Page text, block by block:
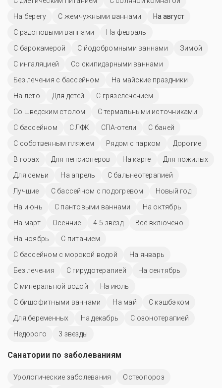
На берегу
С жемчужными ваннами
На август
С радоновыми ваннами
На февраль
С барокамерой
С йодобромными ваннами
Зимой
С ингаляцией
Со скипидарными ваннами
Без лечения с бассейном
На майские праздники
На лето
Для детей
С грязелечением
Со шведским столом
С термальными источниками
C бассейном
С ЛФК СПА-отели
С баней
С собственным пляжем
Рядом с парком
Дорогие
В горах
Для пенсионеров На карте
Для пожилых
Для семьи
На апрель
С бальнеотерапией
Лучшие
С бассейном с подогревом
Новый год
На июнь
С пантовыми ваннами
На октябрь
На март
Осенние 4-5 звёзд
Всё включено
На ноябрь
С питанием
С бассейном с морской водой
На январь
Без лечения
С гирудотерапией
На сентябрь
С минеральной водой
На июль
С бишофитными ваннами
На май
С кэшбэком
Для беременных
На декабрь
С озонотерапией
Недорого
3 звезды
Санатории по заболеваниям
Урологические заболевания
Остеопороз